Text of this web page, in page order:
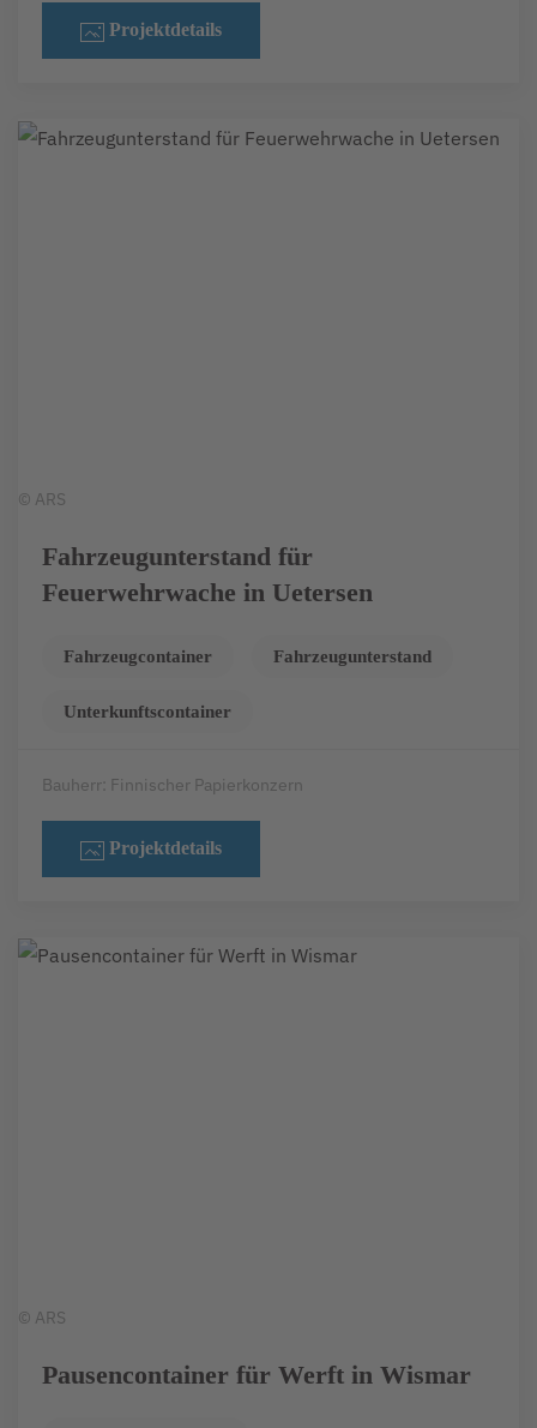
Projektdetails
© ARS
Fahrzeugunterstand für
Feuerwehrwache in Uetersen
Fahrzeugcontainer Fahrzeugunterstand
Unterkunftscontainer
Bauherr: Finnischer Papierkonzern
Projektdetails
© ARS
Pausencontainer für Werft in Wismar